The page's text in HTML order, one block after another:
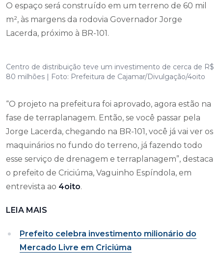
O espaço será construído em um terreno de 60 mil
m², às margens da rodovia Governador Jorge
Lacerda, próximo à BR-101.
Centro de distribuição teve um investimento de cerca de R$
80 milhões | Foto: Prefeitura de Cajamar/Divulgação/4oito
“O projeto na prefeitura foi aprovado, agora estão na
fase de terraplanagem. Então, se você passar pela
Jorge Lacerda, chegando na BR-101, você já vai ver os
maquinários no fundo do terreno, já fazendo todo
esse serviço de drenagem e terraplanagem”, destaca
o prefeito de Criciúma, Vaguinho Espíndola, em
entrevista ao 4oito.
LEIA MAIS
Prefeito celebra investimento milionário do
Mercado Livre em Criciúma